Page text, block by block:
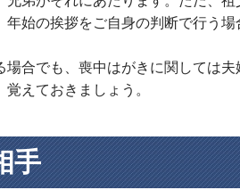
始の挨拶をご自身の判断で行う場
合でも、喪中はがきに関しては夫
えておきましょう。
手